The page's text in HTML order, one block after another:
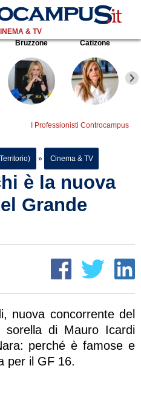
& TV
Bruzzone Catizone
I Professionisti Controcampus
» Cinema & TV
è la nuova
Grande
nuova concorrente del
sorella di Mauro Icardi
perché è famose e
per il GF 16.